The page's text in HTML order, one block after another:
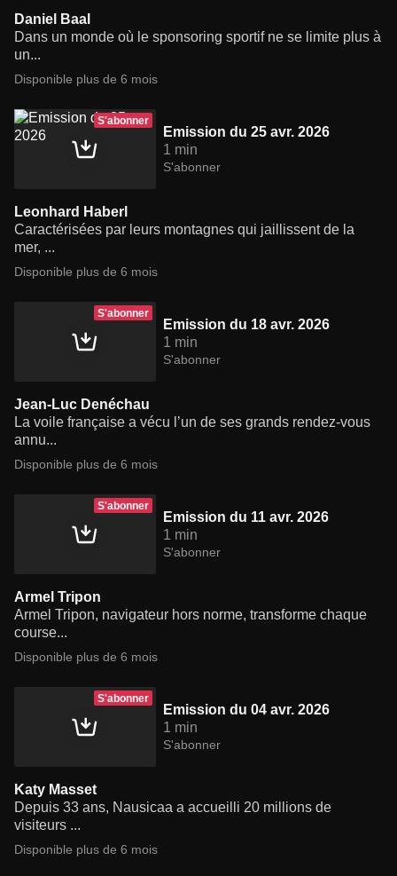
Daniel Baal
Dans un monde où le sponsoring sportif ne se limite plus à
un...
Disponible plus de 6 mois
S'abonner
Emission du 25 avr. 2026
1 min
S'abonner
Leonhard Haberl
Caractérisées par leurs montagnes qui jaillissent de la
mer, ...
Disponible plus de 6 mois
S'abonner
Emission du 18 avr. 2026
1 min
S'abonner
Jean-Luc Denéchau
La voile française a vécu l’un de ses grands rendez-vous
annu...
Disponible plus de 6 mois
S'abonner
Emission du 11 avr. 2026
1 min
S'abonner
Armel Tripon
Armel Tripon, navigateur hors norme, transforme chaque
course...
Disponible plus de 6 mois
S'abonner
Emission du 04 avr. 2026
1 min
S'abonner
Katy Masset
Depuis 33 ans, Nausicaa a accueilli 20 millions de
visiteurs ...
Disponible plus de 6 mois